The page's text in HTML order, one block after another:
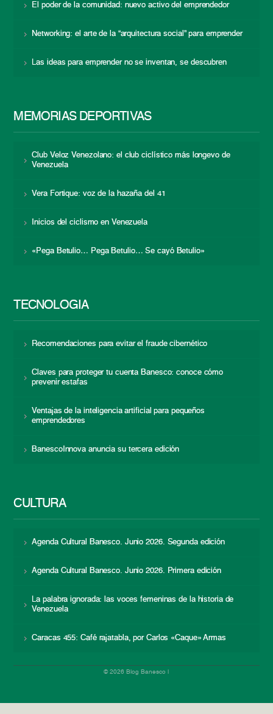
El poder de la comunidad: nuevo activo del emprendedor
Networking: el arte de la “arquitectura social” para emprender
Las ideas para emprender no se inventan, se descubren
MEMORIAS DEPORTIVAS
Club Veloz Venezolano: el club ciclístico más longevo de
Venezuela
Vera Fortique: voz de la hazaña del 41
Inicios del ciclismo en Venezuela
«Pega Betulio… Pega Betulio… Se cayó Betulio»
TECNOLOGÍA
Recomendaciones para evitar el fraude cibernético
Claves para proteger tu cuenta Banesco: conoce cómo
prevenir estafas
Ventajas de la inteligencia artificial para pequeños
emprendedores
BanescoInnova anuncia su tercera edición
CULTURA
Agenda Cultural Banesco. Junio 2026. Segunda edición
Agenda Cultural Banesco. Junio 2026. Primera edición
La palabra ignorada: las voces femeninas de la historia de
Venezuela
Caracas 455: Café rajatabla, por Carlos «Caque» Armas
© 2026 Blog Banesco |